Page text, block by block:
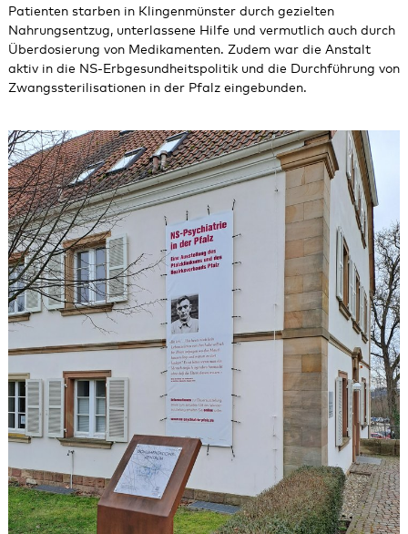
Patienten starben in Klingenmünster durch gezielten
Nahrungsentzug, unterlassene Hilfe und vermutlich auch durch
Überdosierung von Medikamenten. Zudem war die Anstalt
aktiv in die NS-Erbgesundheitspolitik und die Durchführung von
Zwangssterilisationen in der Pfalz eingebunden.